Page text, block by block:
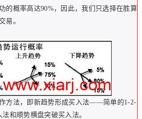
的概率高达90%，因此，我们只选择在胜算
易。
作方法，即新趋势形成买入法——简单的1-2-
和顺势横盘突破买入法。